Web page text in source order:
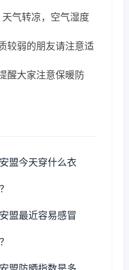
气转凉，空气湿度
较弱的朋友请注意适
醒大家注意保暖防
盟今天穿什么衣
盟最近容易感冒